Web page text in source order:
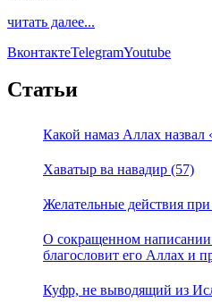
читать далее...
ВконтактеTelegramYoutube
Статьи
Какой намаз Аллах назвал
Хаватыр ва навадир (57)
Желательные действия
О сокращенном написании
благословит его Аллах и
Куфр, не выводящий из